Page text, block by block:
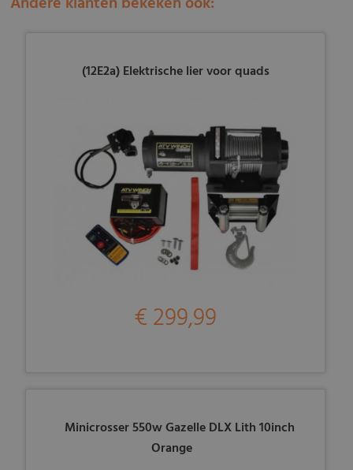
(12E2a) Elektrische lier voor quads
€ 299,99
Minicrosser 550w Gazelle DLX Lith 10inch
Orange